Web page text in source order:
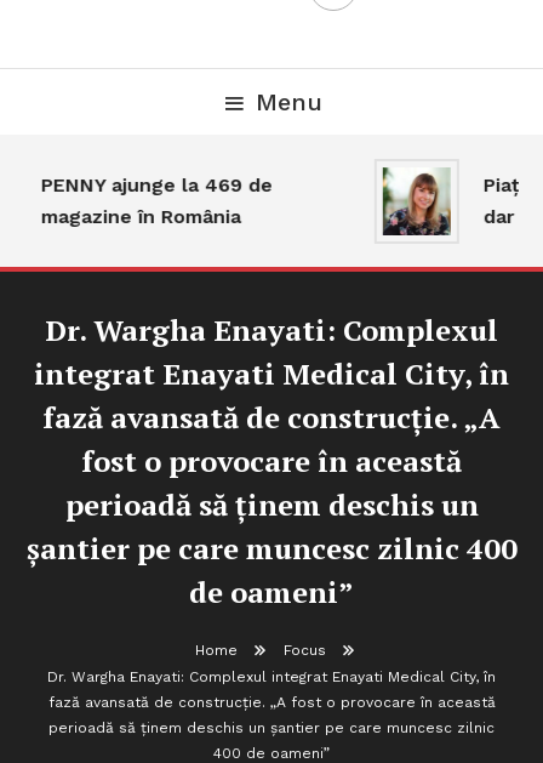
Menu
PENNY ajunge la 469 de
magazine în România
Piața
dar
Dr. Wargha Enayati: Complexul
integrat Enayati Medical City, în
fază avansată de construcție. „A
fost o provocare în această
perioadă să ținem deschis un
șantier pe care muncesc zilnic 400
de oameni”
Home
Focus
Dr. Wargha Enayati: Complexul integrat Enayati Medical City, în
fază avansată de construcție. „A fost o provocare în această
perioadă să ținem deschis un șantier pe care muncesc zilnic
400 de oameni”